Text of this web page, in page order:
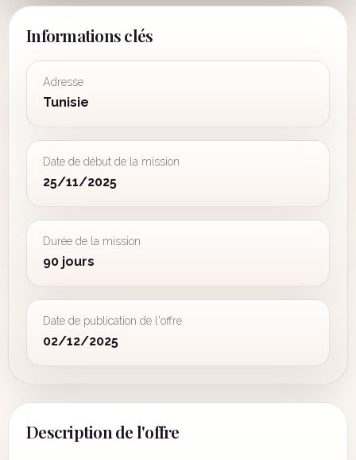
Informations clés
Adresse
Tunisie
Date de début de la mission
25/11/2025
Durée de la mission
90 jours
Date de publication de l'offre
02/12/2025
Description de l'offre